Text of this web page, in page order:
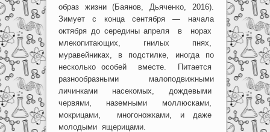
образ жизни (Баянов, Дьяченко, 2016).
Зимует с конца сентября — начала
октября до середины апреля в норах
млекопитающих, гнилых пнях,
муравейниках, в подстилке, иногда по
несколько особей вместе. Питается
разнообразными малоподвижными
личинками насекомых, дождевыми
червями, наземными моллюсками,
мокрицами, многоножками, и даже
молодыми ящерицами.